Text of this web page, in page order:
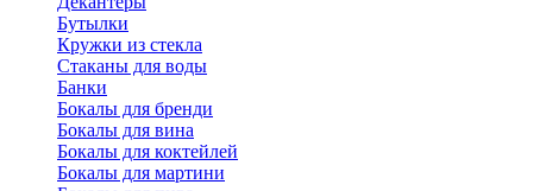
Бутылки
Кружки из стекла
Стаканы для воды
Банки
Бокалы для бренди
Бокалы для вина
Бокалы для коктейлей
Бокалы для мартини